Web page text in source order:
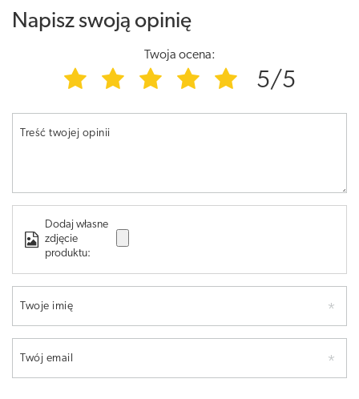
Napisz swoją opinię
Twoja ocena:
5/5
Treść twojej opinii
Dodaj własne
zdjęcie
produktu:
Twoje imię
Twój email